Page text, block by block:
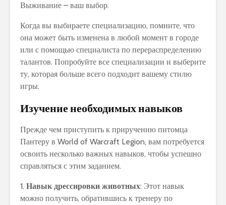
Выживание – ваш выбор.
Когда вы выбираете специализацию, помните, что
она может быть изменена в любой момент в городе
или с помощью специалиста по перераспределению
талантов. Попробуйте все специализации и выберите
ту, которая больше всего подходит вашему стилю
игры.
Изучение необходимых навыков
Прежде чем приступить к приручению питомца
Пантеру в World of Warcraft Legion, вам потребуется
освоить несколько важных навыков, чтобы успешно
справляться с этим заданием.
1. Навык дрессировки животных: Этот навык
можно получить, обратившись к тренеру по